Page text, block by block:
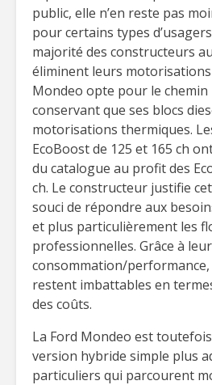
public, elle n’en reste pas
pour certains types
majorité des constructeurs
éliminent leurs motorisations
Mondeo opte pour le chemin
conservant que ses blocs
motorisations thermiques.
EcoBoost de 125 et 165 ch
du catalogue au profit des
ch. Le constructeur justifie
souci de répondre aux
et plus particulièrement les
professionnelles. Grâce à
consommation/performance,
restent imbattables en
des coûts.
La Ford Mondeo est
version hybride simple plus
particuliers qui parcourent